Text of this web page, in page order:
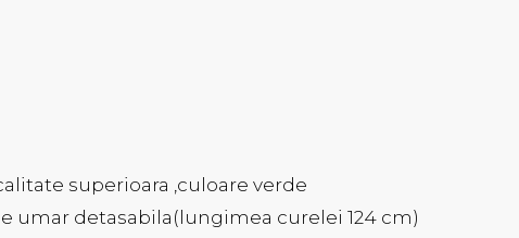
superioara ,culoare verde
umar detasabila(lungimea curelei 124 cm)